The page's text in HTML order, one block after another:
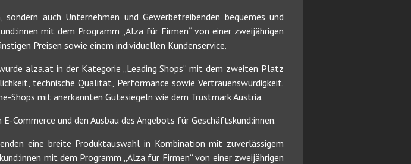
auch Unternehmen und Gewerbetreibenden bequemes und
mit dem Programm „Alza für Firmen“ von einer zweijährigen
Preisen sowie einem individuellen Kundenservice.
alza.at in der Kategorie „Leading Shops“ mit dem zweiten Platz
technische Qualität, Performance sowie Vertrauenswürdigkeit.
mit anerkannten Gütesiegeln wie dem Trustmark Austria.
Commerce und den Ausbau des Angebots für Geschäftskund:innen.
eine breite Produktauswahl in Kombination mit zuverlässigem
mit dem Programm „Alza für Firmen“ von einer zweijährigen